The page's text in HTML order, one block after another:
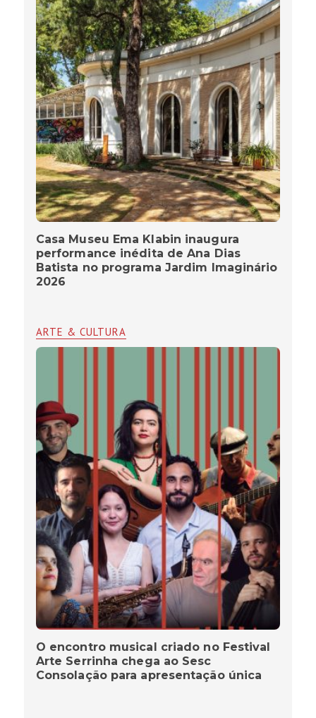
Casa Museu Ema Klabin inaugura
performance inédita de Ana Dias
Batista no programa Jardim Imaginário
2026
ARTE & CULTURA
O encontro musical criado no Festival
Arte Serrinha chega ao Sesc
Consolação para apresentação única